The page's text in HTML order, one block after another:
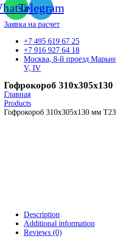
Telegram
Заявка на расчет
+7 495 619 67 25
+7 916 927 64 18
Москва, 8-й проезд
V, IV
Гофрокороб
Главная
Products
Гофрокороб 310х305х130 мм Т23
Description
Additional information
Reviews (0)